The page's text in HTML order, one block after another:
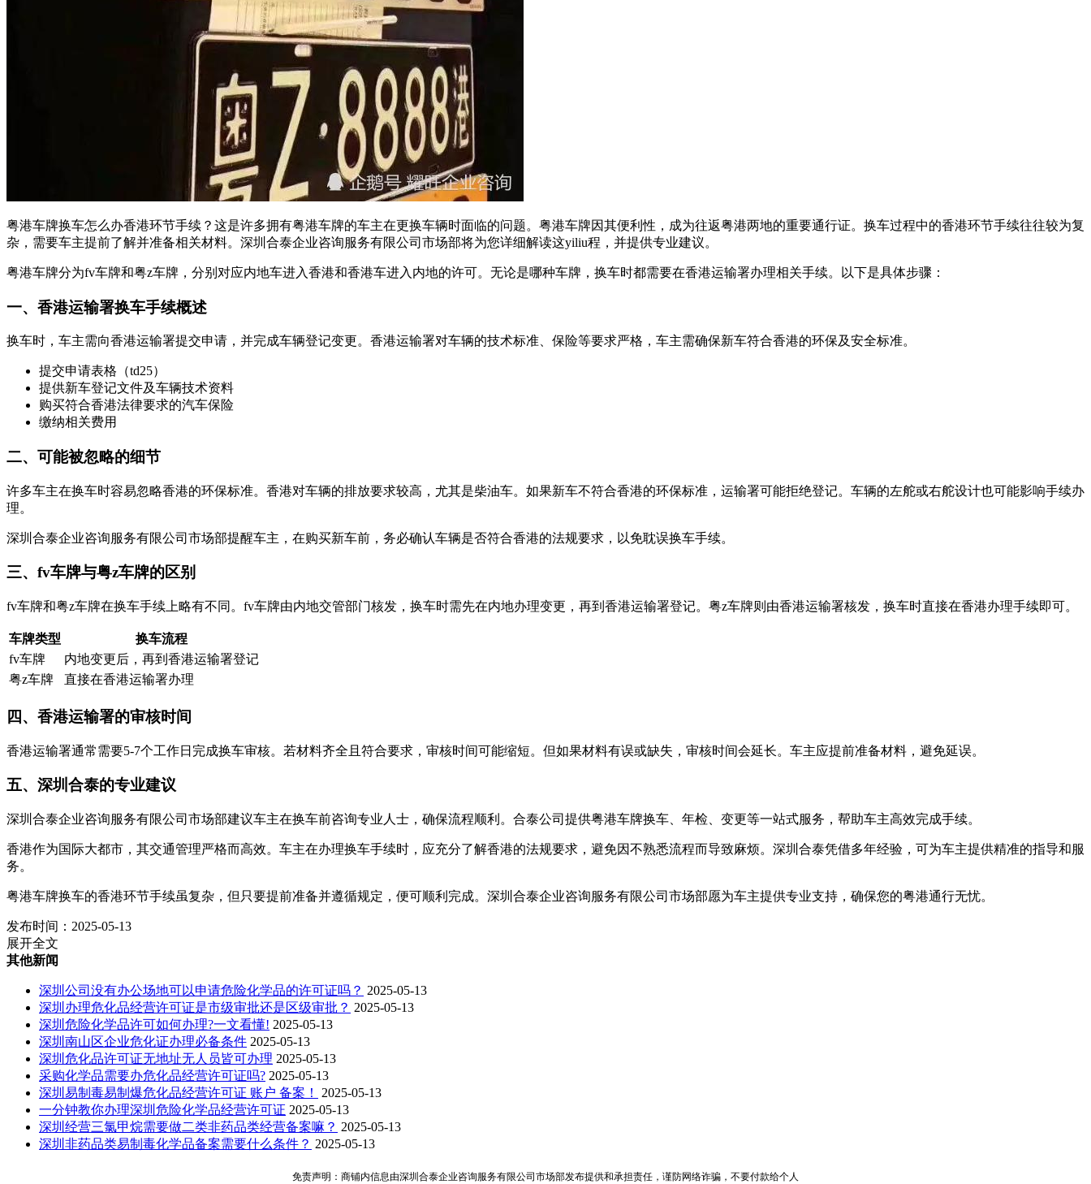
粤港车牌换车怎么办香港环节手续？这是许多拥有粤港车牌的车主在更换车辆时面临的问题。粤港车牌因其便利性，成为往返粤港两地的重要通行证。换车过程中的香港环节手续往往较为复
杂，需要车主提前了解并准备相关材料。深圳合泰企业咨询服务有限公司市场部将为您详细解读这yiliu程，并提供专业建议。
粤港车牌分为fv车牌和粤z车牌，分别对应内地车进入香港和香港车进入内地的许可。无论是哪种车牌，换车时都需要在香港运输署办理相关手续。以下是具体步骤：
一、香港运输署换车手续概述
换车时，车主需向香港运输署提交申请，并完成车辆登记变更。香港运输署对车辆的技术标准、保险等要求严格，车主需确保新车符合香港的环保及安全标准。
提交申请表格（td25）
提供新车登记文件及车辆技术资料
购买符合香港法律要求的汽车保险
缴纳相关费用
二、可能被忽略的细节
许多车主在换车时容易忽略香港的环保标准。香港对车辆的排放要求较高，尤其是柴油车。如果新车不符合香港的环保标准，运输署可能拒绝登记。车辆的左舵或右舵设计也可能影响手续办
理。
深圳合泰企业咨询服务有限公司市场部提醒车主，在购买新车前，务必确认车辆是否符合香港的法规要求，以免耽误换车手续。
三、fv车牌与粤z车牌的区别
fv车牌和粤z车牌在换车手续上略有不同。fv车牌由内地交管部门核发，换车时需先在内地办理变更，再到香港运输署登记。粤z车牌则由香港运输署核发，换车时直接在香港办理手续即可。
车牌类型
换车流程
fv车牌
内地变更后，再到香港运输署登记
粤z车牌
直接在香港运输署办理
四、香港运输署的审核时间
香港运输署通常需要5-7个工作日完成换车审核。若材料齐全且符合要求，审核时间可能缩短。但如果材料有误或缺失，审核时间会延长。车主应提前准备材料，避免延误。
五、深圳合泰的专业建议
深圳合泰企业咨询服务有限公司市场部建议车主在换车前咨询专业人士，确保流程顺利。合泰公司提供粤港车牌换车、年检、变更等一站式服务，帮助车主高效完成手续。
香港作为国际大都市，其交通管理严格而高效。车主在办理换车手续时，应充分了解香港的法规要求，避免因不熟悉流程而导致麻烦。深圳合泰凭借多年经验，可为车主提供精准的指导和服
务。
粤港车牌换车的香港环节手续虽复杂，但只要提前准备并遵循规定，便可顺利完成。深圳合泰企业咨询服务有限公司市场部愿为车主提供专业支持，确保您的粤港通行无忧。
发布时间：2025-05-13
展开全文
其他新闻
深圳公司没有办公场地可以申请危险化学品的许可证吗？ 2025-05-13
深圳办理危化品经营许可证是市级审批还是区级审批？ 2025-05-13
深圳危险化学品许可如何办理?一文看懂! 2025-05-13
深圳南山区企业危化证办理必备条件 2025-05-13
深圳危化品许可证无地址无人员皆可办理 2025-05-13
采购化学品需要办危化品经营许可证吗? 2025-05-13
深圳易制毒易制爆危化品经营许可证 账户 备案！
2025-05-13
一分钟教你办理深圳危险化学品经营许可证 2025-05-13
深圳经营三氯甲烷需要做二类非药品类经营备案嘛？ 2025-05-13
深圳非药品类易制毒化学品备案需要什么条件？ 2025-05-13
免责声明：商铺内信息由深圳合泰企业咨询服务有限公司市场部发布提供和承担责任，谨防网络诈骗，不要付款给个人